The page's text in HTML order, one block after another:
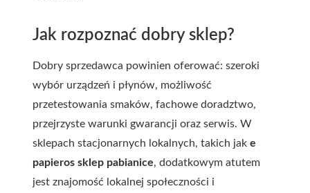
Jak rozpoznać dobry sklep?
Dobry sprzedawca powinien oferować: szeroki
wybór urządzeń i płynów, możliwość
przetestowania smaków, fachowe doradztwo,
przejrzyste warunki gwarancji oraz serwis. W
sklepach stacjonarnych lokalnych, takich jak e
papieros sklep pabianice, dodatkowym atutem
jest znajomość lokalnej społeczności i